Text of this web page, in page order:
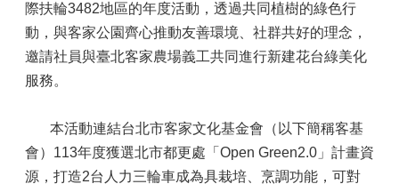
際扶輪3482地區的年度活動，透過共同植樹的綠色行
動，與客家公園齊心推動友善環境、社群共好的理念，
邀請社員與臺北客家農場義工共同進行新建花台綠美化
服務。
本活動連結台北市客家文化基金會（以下簡稱客基
會）113年度獲選北市都更處「Open Green2.0」計畫資
源，打造2台人力三輪車成為具栽培、烹調功能，可對